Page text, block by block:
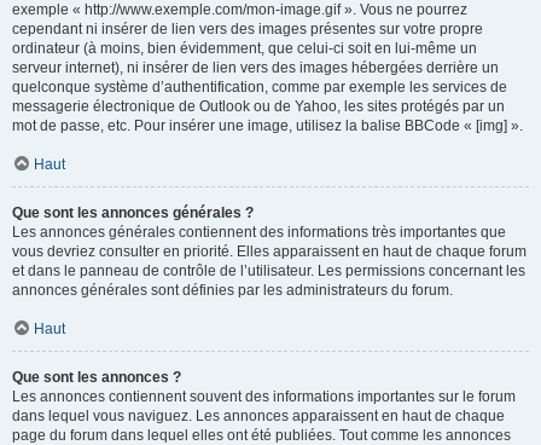
exemple « http://www.exemple.com/mon-image.gif ». Vous ne pourrez
cependant ni insérer de lien vers des images présentes sur votre propre
ordinateur (à moins, bien évidemment, que celui-ci soit en lui-même un
serveur internet), ni insérer de lien vers des images hébergées derrière un
quelconque système d’authentification, comme par exemple les services de
messagerie électronique de Outlook ou de Yahoo, les sites protégés par un
mot de passe, etc. Pour insérer une image, utilisez la balise BBCode « [img] ».
Haut
Que sont les annonces générales ?
Les annonces générales contiennent des informations très importantes que
vous devriez consulter en priorité. Elles apparaissent en haut de chaque forum
et dans le panneau de contrôle de l’utilisateur. Les permissions concernant les
annonces générales sont définies par les administrateurs du forum.
Haut
Que sont les annonces ?
Les annonces contiennent souvent des informations importantes sur le forum
dans lequel vous naviguez. Les annonces apparaissent en haut de chaque
page du forum dans lequel elles ont été publiées. Tout comme les annonces